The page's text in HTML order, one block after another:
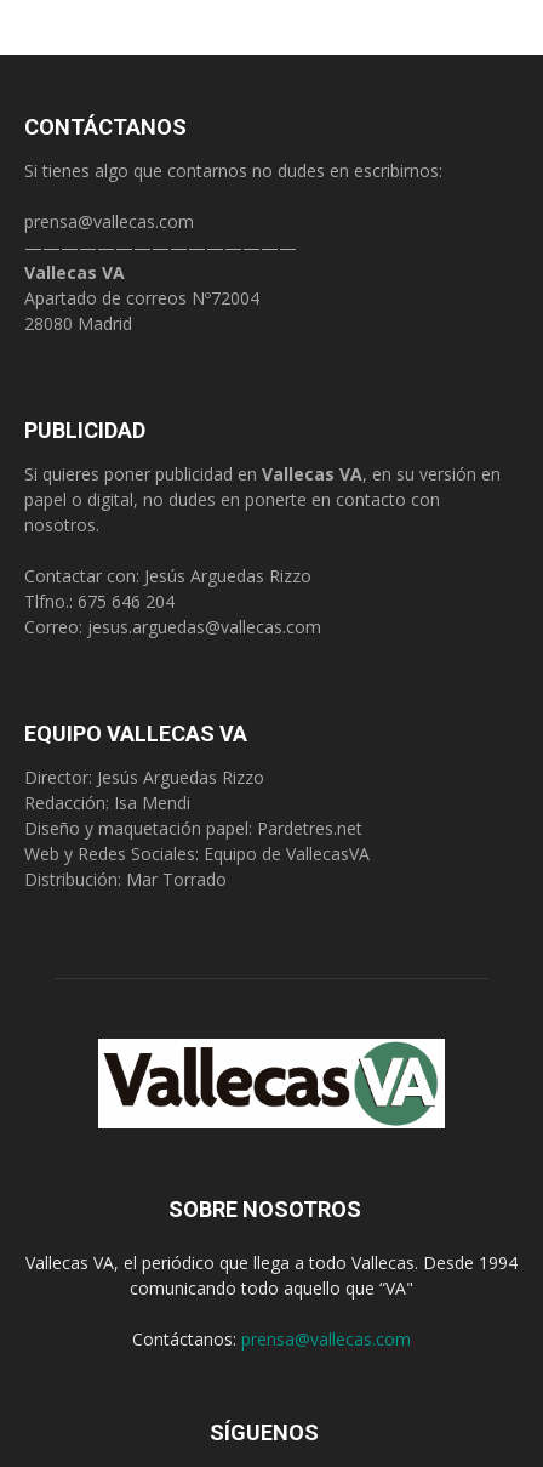
CONTÁCTANOS
Si tienes algo que contarnos no dudes en escribirnos:
prensa@vallecas.com
———————————————
Vallecas VA
Apartado de correos Nº72004
28080 Madrid
PUBLICIDAD
Si quieres poner publicidad en Vallecas VA, en su versión en
papel o digital, no dudes en ponerte en contacto con
nosotros.
Contactar con: Jesús Arguedas Rizzo
Tlfno.: 675 646 204
Correo: jesus.arguedas@vallecas.com
EQUIPO VALLECAS VA
Director: Jesús Arguedas Rizzo
Redacción: Isa Mendi
Diseño y maquetación papel: Pardetres.net
Web y Redes Sociales: Equipo de VallecasVA
Distribución: Mar Torrado
SOBRE NOSOTROS
Vallecas VA, el periódico que llega a todo Vallecas. Desde 1994
comunicando todo aquello que “VA"
Contáctanos: prensa@vallecas.com
SÍGUENOS